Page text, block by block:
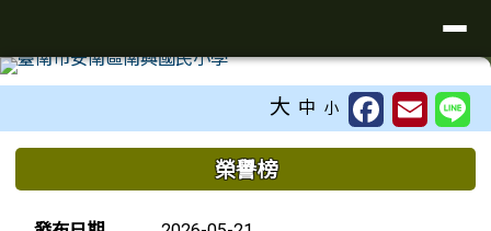
大 中 小
上中區域內容 榮譽榜
榮譽榜列表
頁尾區域